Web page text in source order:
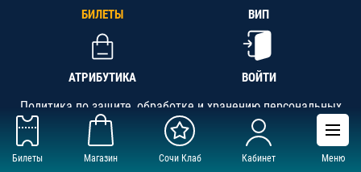
Билеты Магазин Сочи Клаб Кабинет Меню
БИЛЕТЫ ВИП
АТРИБУТИКА ВОЙТИ
Политика по защите, обработке и хранению персональных
данных
АНО «СК «Кубань-Регион», ОГРН 1142300002349,